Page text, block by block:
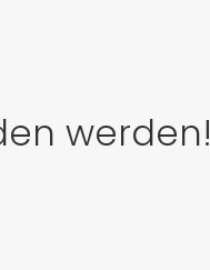
werden!